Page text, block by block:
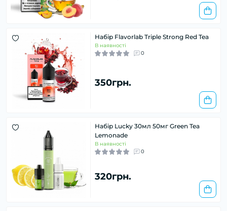
Набір Flavorlab Triple Strong Red Tea
В наявності
0
350грн.
Набір Lucky 30мл 50мг Green Tea
Lemonade
В наявності
0
320грн.